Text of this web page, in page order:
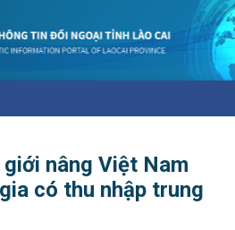
nâng Việt Nam
có thu nhập trung